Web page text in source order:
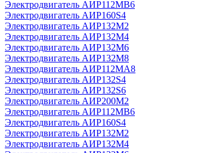
Электродвигатель АИР112MB6
Электродвигатель АИР160S4
Электродвигатель АИР132М2
Электродвигатель АИР132М4
Электродвигатель АИР132М6
Электродвигатель АИР132М8
Электродвигатель АИР112МА8
Электродвигатель АИР132S4
Электродвигатель АИР132S6
Электродвигатель АИР200М2
Электродвигатель АИР112MB6
Электродвигатель АИР160S4
Электродвигатель АИР132М2
Электродвигатель АИР132М4